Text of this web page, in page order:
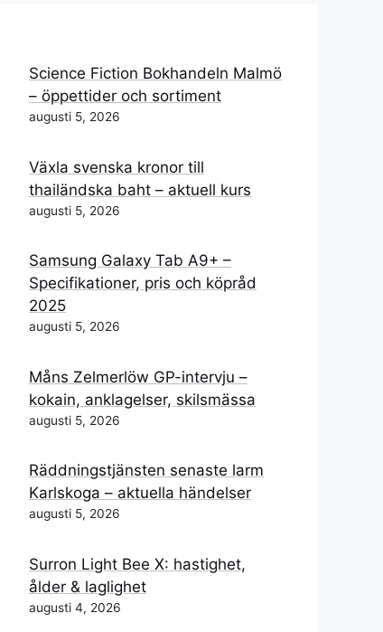
Science Fiction Bokhandeln Malmö
– öppettider och sortiment
augusti 5, 2026
Växla svenska kronor till
thailändska baht – aktuell kurs
augusti 5, 2026
Samsung Galaxy Tab A9+ –
Specifikationer, pris och köpråd
2025
augusti 5, 2026
Måns Zelmerlöw GP-intervju –
kokain, anklagelser, skilsmässa
augusti 5, 2026
Räddningstjänsten senaste larm
Karlskoga – aktuella händelser
augusti 5, 2026
Surron Light Bee X: hastighet,
ålder & laglighet
augusti 4, 2026